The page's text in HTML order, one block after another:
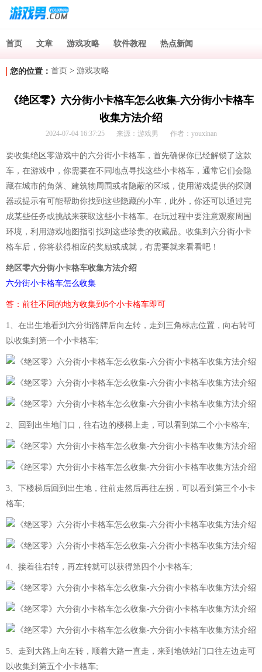
首页 文章 游戏攻略 软件教程 热点新闻
您的位置： 首页 > 游戏攻略
《绝区零》六分街小卡格车怎么收集-六分街小卡格车
收集方法介绍
2024-07-04 16:37:25 来源：游戏男 作者：youxinan
要收集绝区零游戏中的六分街小卡格车，首先确保你已经解锁了这款
车，在游戏中，你需要在不同地点寻找这些小卡格车，通常它们会隐
藏在城市的角落、建筑物周围或者隐蔽的区域，使用游戏提供的探测
器或提示有可能帮助你找到这些隐藏的小车，此外，你还可以通过完
成某些任务或挑战来获取这些小卡格车。在玩过程中要注意观察周围
环境，利用游戏地图指引找到这些珍贵的收藏品。收集到六分街小卡
格车后，你将获得相应的奖励或成就，有需要就来看看吧！
绝区零六分街小卡格车收集方法介绍
六分街小卡格车怎么收集
答：前往不同的地方收集到6个小卡格车即可
1、在出生地看到六分街路牌后向左转，走到三角标志位置，向右转可
以收集到第一个小卡格车;
2、回到出生地门口，往右边的楼梯上走，可以看到第二个小卡格车;
3、下楼梯后回到出生地，往前走然后再往左拐，可以看到第三个小卡
格车;
4、接着往右转，再左转就可以获得第四个小卡格车;
5、走到大路上向左转，顺着大路一直走，来到地铁站门口往左边走可
以收集到第五个小卡格车;